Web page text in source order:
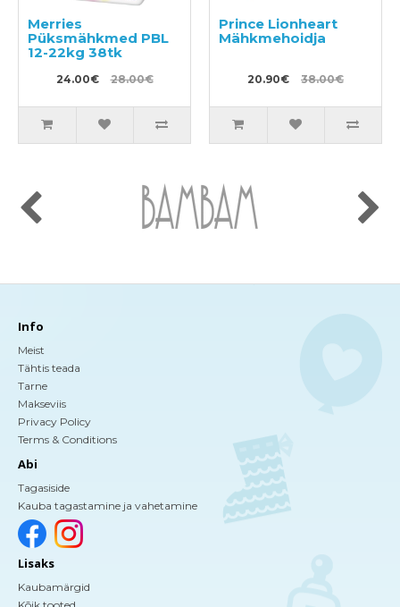
Merries
Püksmähkmed PBL
12-22kg 38tk
24.00€ 28.00€
Prince Lionheart
Mähkmehoidja
20.90€ 38.00€
Info
Meist
Tähtis teada
Tarne
Makseviis
Privacy Policy
Terms & Conditions
Abi
Tagasiside
Kauba tagastamine ja vahetamine
Lisaks
Kaubamärgid